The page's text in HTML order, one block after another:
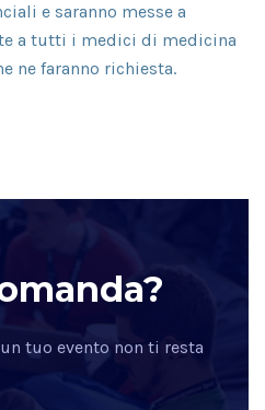
e saranno messe a
a tutti i medici di medicina
ne faranno richiesta.
tuo evento non ti resta